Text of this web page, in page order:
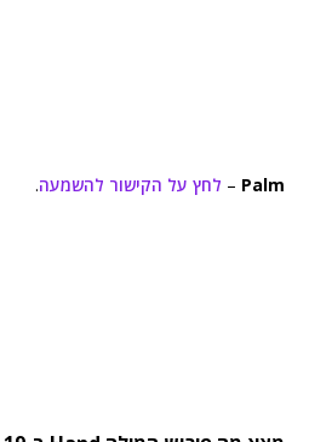
Palm
– לחץ על הקישור להשמעה.